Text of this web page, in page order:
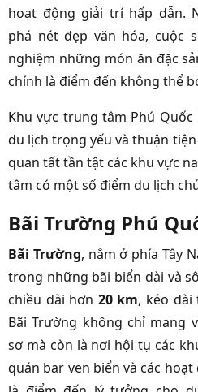
hoạt động giải trí hấp dẫn.
phá nét đẹp văn hóa, cuộc
nghiệm những món ăn đặc
chính là điểm đến không thể
Khu vực trung tâm Phú
du lịch trọng yếu và thuận
quan tất tần tật các khu vực
tâm có một số điểm du lịch
Bãi Trường Phú
Bãi Trường, nằm ở phía Tây
trong những bãi biển dài và
chiều dài hơn 20 km, kéo dài
Bãi Trường không chỉ mang
sơ mà còn là nơi hội tụ các
quán bar ven biển và các hoạt